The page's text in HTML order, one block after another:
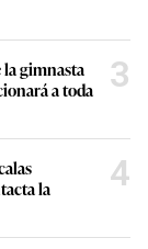
la gimnasta
a toda
3
la
4